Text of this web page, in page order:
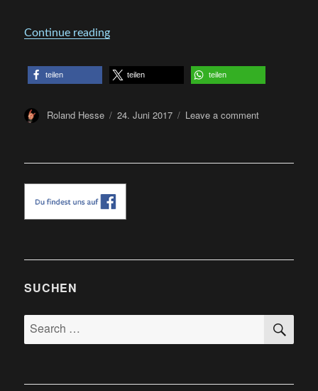
Continue reading„Aaargh Festival 2017 -Festivalbericht“
teilen teilen teilen
Author
Roland Hesse
Posted
24. Juni 2017 Leave a commenton
SUCHEN
Search
for: